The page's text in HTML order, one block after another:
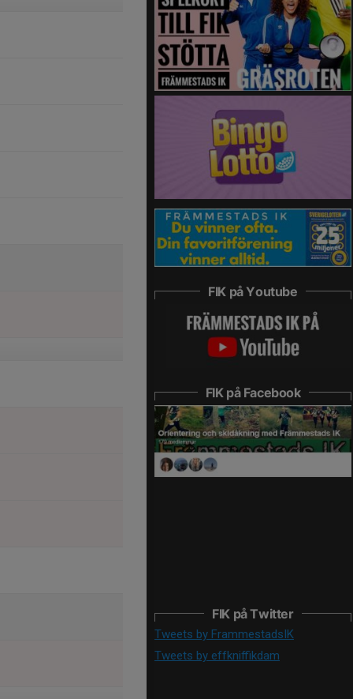
FIK på Youtube
FIK på Facebook
FIK på Twitter
Tweets by FrammestadsIK
Tweets by effkniffikdam